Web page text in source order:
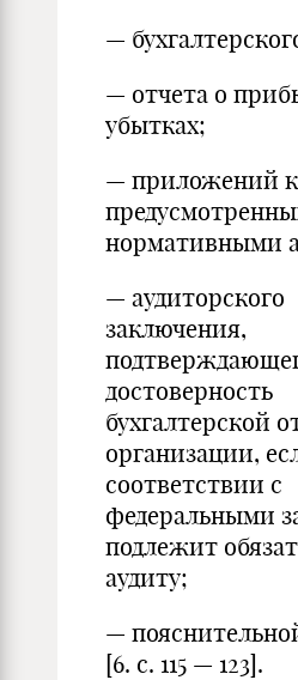
—
— отчета о
убытках;
— приложений
нормативными
— аудиторского
заключения,
достоверность
бухгалтерской
организации,
соответствии с
федеральными
подлежит
аудиту;
—
[6. с. 115 — 123].